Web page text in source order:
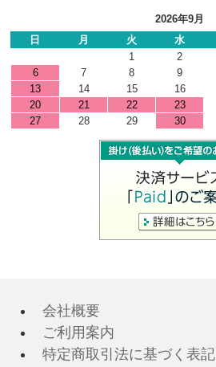
2026年9月
日
月 火 水
1
2
6
7 8 9
13
14 15 16
20
21 22 23
27
28 29 30
会社概要
ご利用案内
特定商取引法に基づく表記